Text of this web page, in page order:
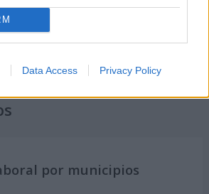
Data Access Privacy Policy
atrás para el evento que
tu?
por municipios